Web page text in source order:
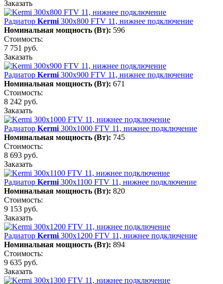
Заказать
Радиатор Kermi 300х800 FTV 11, нижнее подключение
Номинальная мощность (Вт): 596
Стоимость:
7 751 руб.
Заказать
Радиатор Kermi 300х900 FTV 11, нижнее подключение
Номинальная мощность (Вт): 671
Стоимость:
8 242 руб.
Заказать
Радиатор Kermi 300х1000 FTV 11, нижнее подключение
Номинальная мощность (Вт): 745
Стоимость:
8 693 руб.
Заказать
Радиатор Kermi 300х1100 FTV 11, нижнее подключение
Номинальная мощность (Вт): 820
Стоимость:
9 153 руб.
Заказать
Радиатор Kermi 300х1200 FTV 11, нижнее подключение
Номинальная мощность (Вт): 894
Стоимость:
9 635 руб.
Заказать